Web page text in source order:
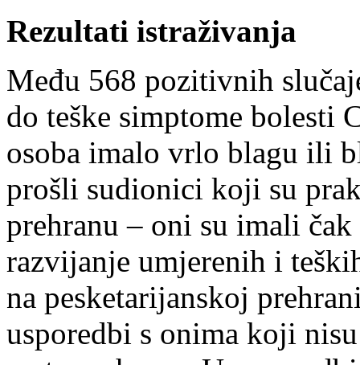
Rezultati istraživanja
Među 568 pozitivnih
do teške simptome bolesti
osoba imalo vrlo blagu ili
prošli sudionici koji su
prehranu – oni su imali čak
razvijanje umjerenih i
na pesketarijanskoj
usporedbi s onima koji